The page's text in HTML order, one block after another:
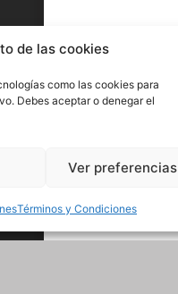
de las cookies
como las cookies para
Debes aceptar o denegar el
Ver preferencias
Términos y Condiciones